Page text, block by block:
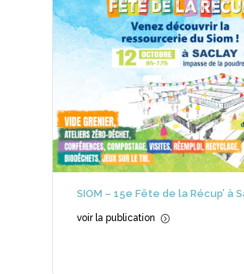
SIOM – 15e Fête de la Récup’ à
voir la publication =